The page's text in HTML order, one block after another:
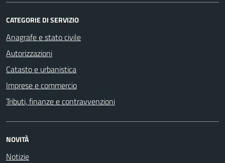
CATEGORIE DI SERVIZIO
Anagrafe e stato civile
Autorizzazioni
Catasto e urbanistica
Imprese e commercio
Tributi, finanze e contravvenzioni
NOVITÀ
Notizie